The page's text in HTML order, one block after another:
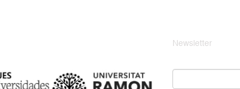
Newsletter